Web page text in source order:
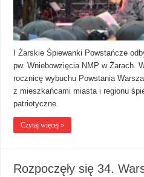
I Żarskie Śpiewanki Powstańcze
pw. Wniebowzięcia NMP w Żarach.
rocznicę wybuchu Powstania
z mieszkańcami miasta i regionu
patriotyczne.
Czytaj więcej »
Rozpoczęły się 34.